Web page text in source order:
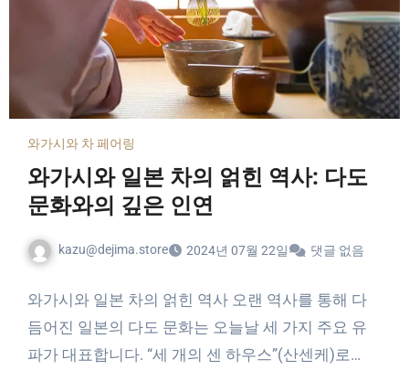
와가시와 차 페어링
와가시와 일본 차의 얽힌 역사: 다도
문화와의 깊은 인연
kazu@dejima.store 2024년 07월 22일 댓글 없음
와가시와 일본 차의 얽힌 역사 오랜 역사를 통해 다
듬어진 일본의 다도 문화는 오늘날 세 가지 주요 유
파가 대표합니다. “세 개의 센 하우스”(산센케)로…